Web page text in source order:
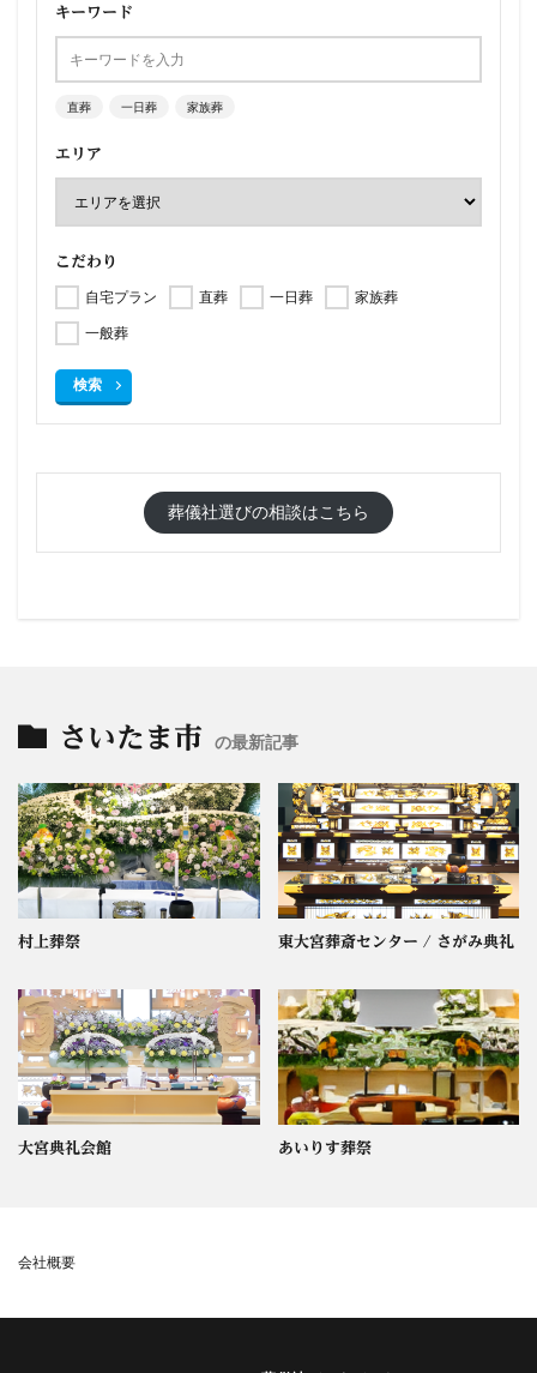
キーワード
直葬 一日葬 家族葬
エリア
こだわり
自宅プラン 直葬 一日葬
家族葬
一般葬
検索
葬儀社選びの相談はこちら
さいたま市 の最新記事
村上葬祭 東大宮葬斎センター / さがみ典礼
大宮典礼会館 あいりす葬祭
会社概要